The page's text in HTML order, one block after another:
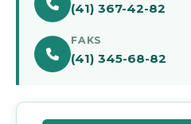
(41) 367-42-82
FAKS
(41) 345-68-82